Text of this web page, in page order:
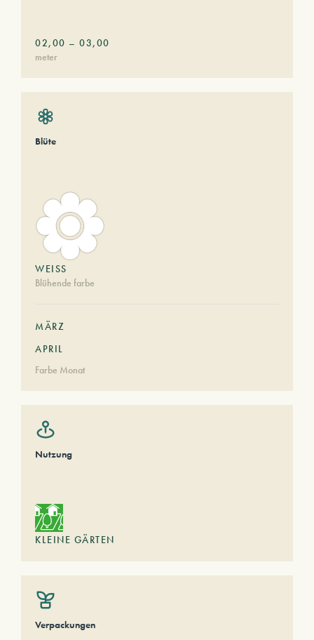
02,00 – 03,00
meter
Blüte
WEISS
Blühende farbe
MÄRZ
APRIL
Farbe Monat
Nutzung
KLEINE GÄRTEN
Verpackungen